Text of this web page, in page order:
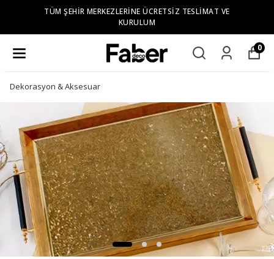
TÜM ŞEHIR MERKEZLERINE ÜCRETSIZ TESLIMAT VE
KURULUM
0
Dekorasyon & Aksesuar